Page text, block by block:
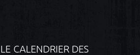
LE CALENDRIER DES